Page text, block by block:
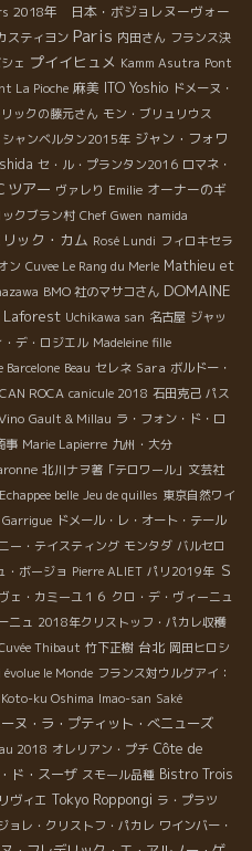
2018年 日本・ボジョレヌーヴォー
スティヨン Paris 内田さん フランス決
ェ プイイヒュメ Kamm Asutra Pont
La Pioche 麻美 ITO Yoshio ドメーヌ・
ックの藤元さん モン・ブリュリウス
シャンベルタン2015年 ジャン・フォワ
セ・ル・プランタン2016 ロマネ・
ツアー ヴァレり Emilie オーナーのギ
クブラン村 Chef Gwen namida
ック・カム Rosé Lundi フィロキセラ
ン Cuvee Le Rang du Merle Mathieu et
BMO 社のマサコさん DOMAINE
Laforest Uchikawa san 名古屋 ジャッ
デ・ロジエル Madeleine fille
Barcelone Beau セレネ Sara ボルドー・
ROCA canicule 2018 石田克己 パス
Gault & Millau ラ・フォン・ド・ロ
事 Marie Lapierre 九州・大分
北川ナヲ著「テロワール」文芸社
belle Jeu de quilles 東京自然ワイ
ドメール・レ・オート・テール
ー・テイスティング モンタダ バルセロ
・ボージョ Pierre ALIET パリ2019年 Ｓ
ェ・カミーユ１６ クロ・デ・ヴィーニュ
ニュ 2018年クリストッフ・パカレ収穫
Thibaut 竹下正樹 台北 岡田ヒロシ
évolue le Monde フランス対ウルグアイ：
ku Oshima Imao-san Saké
ーヌ・ラ・プティット・べニューズ
2018 オレリアン・プチ Côte de
ド・スーザ スモール品種 Bistro Trois
ヴィエ Tokyo Roppongi ラ・プラツ
ョレ・クリストフ・パカレ ワインバー・